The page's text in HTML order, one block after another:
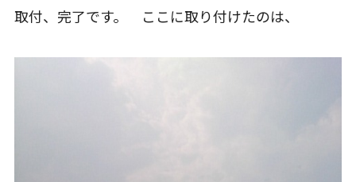
取付、完了です。 ここに取り付けたのは、